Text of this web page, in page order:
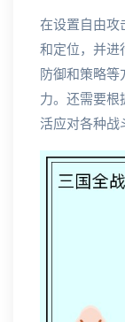
在设置自由攻
和定位，并进
防御和策略
力。还需要根
活应对各种战